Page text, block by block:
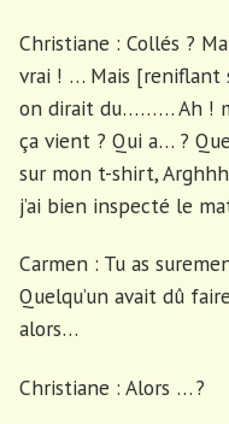
Christiane : Collés ?
vrai ! … Mais [reniflant
on dirait du……… Ah !
ça vient ? Qui a… ?
sur mon t-shirt,
j’ai bien inspecté le
Carmen : Tu as
Quelqu’un avait dû
alors…
Christiane : Alors … ?